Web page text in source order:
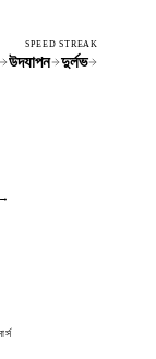
SPEED STREAK
উদযাপন
দুর্লভ